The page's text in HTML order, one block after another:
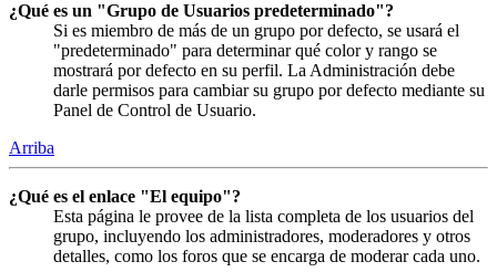
¿Qué es un "Grupo de Usuarios predeterminado"?
Si es miembro de más de un grupo por defecto, se usará el
"predeterminado" para determinar qué color y rango se
mostrará por defecto en su perfil. La Administración debe
darle permisos para cambiar su grupo por defecto mediante su
Panel de Control de Usuario.
Arriba
¿Qué es el enlace "El equipo"?
Esta página le provee de la lista completa de los usuarios del
grupo, incluyendo los administradores, moderadores y otros
detalles, como los foros que se encarga de moderar cada uno.